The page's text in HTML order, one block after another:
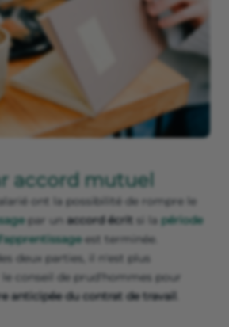
accord mutuel
ont la possibilité de rompre le
par un accord écrit si la période
est terminée.
deux parties, il n'est plus
le conseil de prud'hommes pour
anticipée du contrat de travail